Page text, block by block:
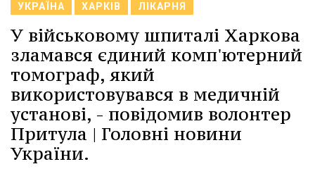
УКРАЇНА ХАРКІВ ЛІКАРНЯ
У військовому шпиталі Харкова
зламався єдиний комп'ютерний
томограф, який
використовувався в медичній
установі, - повідомив волонтер
Притула | Головні новини
України.